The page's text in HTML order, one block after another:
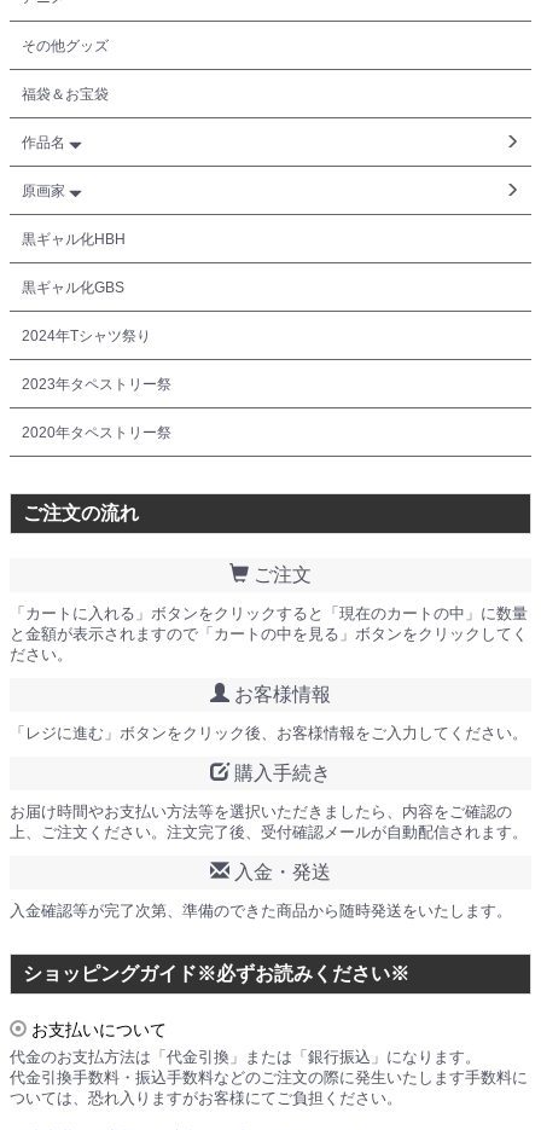
その他グッズ
福袋＆お宝袋
作品名
原画家
黒ギャル化HBH
黒ギャル化GBS
2024年Tシャツ祭り
2023年タペストリー祭
2020年タペストリー祭
ご注文の流れ
ご注文
「カートに入れる」ボタンをクリックすると「現在のカートの中」に数量
と金額が表示されますので「カートの中を見る」ボタンをクリックしてく
ださい。
お客様情報
「レジに進む」ボタンをクリック後、お客様情報をご入力してください。
購入手続き
お届け時間やお支払い方法等を選択いただきましたら、内容をご確認の
上、ご注文ください。注文完了後、受付確認メールが自動配信されます。
入金・発送
入金確認等が完了次第、準備のできた商品から随時発送をいたします。
ショッピングガイド※必ずお読みください※
お支払いについて
代金のお支払方法は「代金引換」または「銀行振込」になります。
代金引換手数料・振込手数料などのご注文の際に発生いたします手数料に
ついては、恐れ入りますがお客様にてご負担ください。